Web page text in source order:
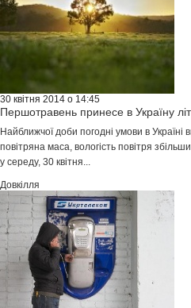
30 квітня 2014 о 14:45
Першотравень принесе в Україну
Найближчої доби погодні умови в
повітряна маса, вологість повітря
у середу, 30 квітня...
Довкілля